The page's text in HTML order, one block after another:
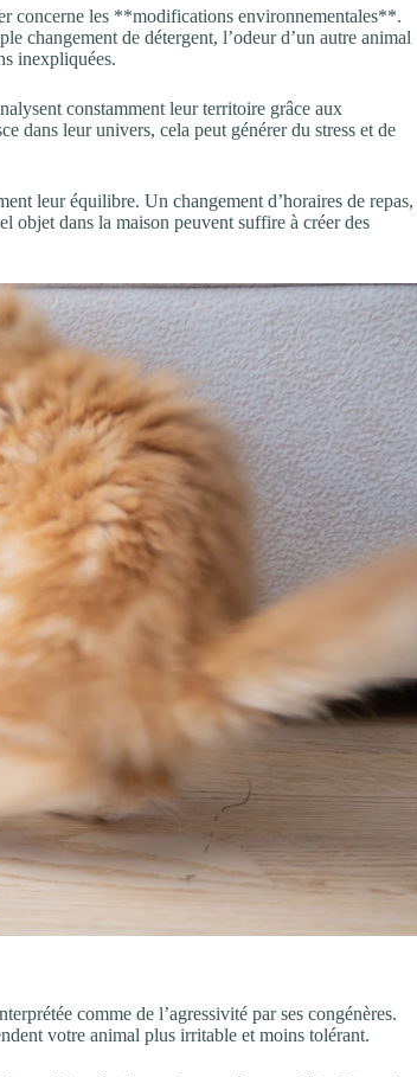
concerne les **modifications environnementales**.
changement de détergent, l’odeur d’un autre animal
inexpliquées.
constamment leur territoire grâce aux
dans leur univers, cela peut générer du stress et de
leur équilibre. Un changement d’horaires de repas,
objet dans la maison peuvent suffire à créer des
comme de l’agressivité par ses congénères.
votre animal plus irritable et moins tolérant.